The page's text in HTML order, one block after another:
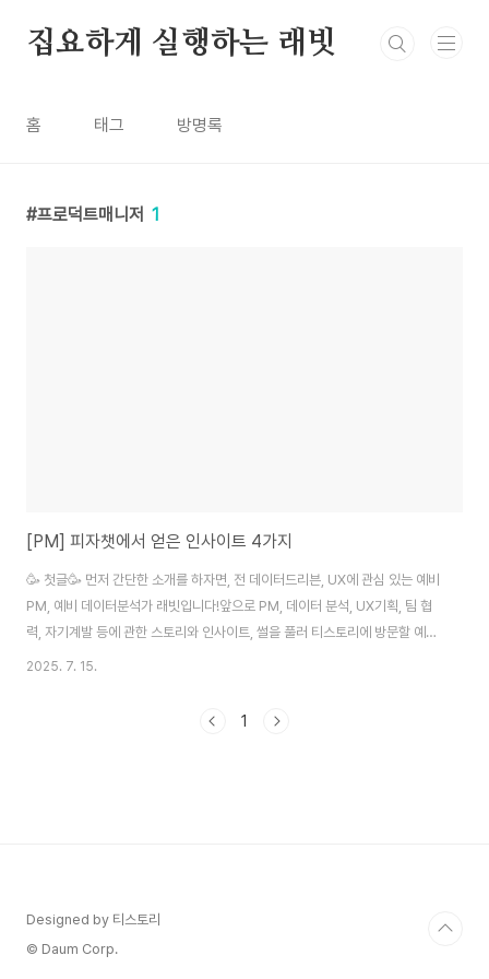
집요하게 실행하는 래빗
홈 태그 방명록
프로덕트매니저 1
[PM] 피자챗에서 얻은 인사이트 4가지
🥳 첫글🥳 먼저 간단한 소개를 하자면, 전 데이터드리븐, UX에 관심 있는 예비
PM, 예비 데이터분석가 래빗입니다!앞으로 PM, 데이터 분석, UX기획, 팀 협
력, 자기계발 등에 관한 스토리와 인사이트, 썰을 풀러 티스토리에 방문할 예정
입니다 :) 저번주 주말에는 제가 속해있는 동아리에서 주최한 피자챗에 다녀왔
리해보았습니다! 저처럼 PM에 관심 많으신 분들 (환영합니다😉)!! 제가 아래
2025. 7. 15.
1
Designed by 티스토리
© Daum Corp.